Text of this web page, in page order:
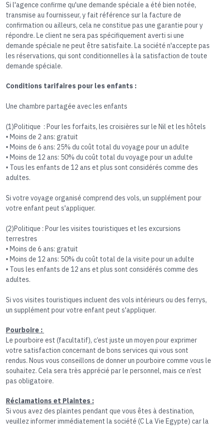
Si l'agence confirme qu'une demande spéciale a été bien notée,
transmise au fournisseur, y fait référence sur la facture de
confirmation ou ailleurs, cela ne constitue pas une garantie pour y
répondre. Le client ne sera pas spécifiquement averti si une
demande spéciale ne peut être satisfaite. La société n'accepte pas
les réservations, qui sont conditionnelles à la satisfaction de toute
demande spéciale.​
Conditions tarifaires pour les enfants :
Une chambre partagée avec les enfants
(1)Politique : Pour les forfaits, les croisières sur le Nil et les hôtels
• Moins de 2 ans: gratuit
• Moins de 6 ans: 25% du coût total du voyage pour un adulte
• Moins de 12 ans: 50% du coût total du voyage pour un adulte
• Tous les enfants de 12 ans et plus sont considérés comme des
adultes.
Si votre voyage organisé comprend des vols, un supplément pour
votre enfant peut s'appliquer.
(2)Politique : Pour les visites touristiques et les excursions
terrestres
• Moins de 6 ans: gratuit
• Moins de 12 ans: 50% du coût total de la visite pour un adulte
• Tous les enfants de 12 ans et plus sont considérés comme des
adultes.
Si vos visites touristiques incluent des vols intérieurs ou des ferrys,
un supplément pour votre enfant peut s'appliquer.​
Pourboire :
Le pourboire est (facultatif), c’est juste un moyen pour exprimer
votre satisfaction concernant de bons services qui vous sont
rendus. Nous vous conseillons de donner un pourboire comme vous le
souhaitez. Cela sera très apprécié par le personnel, mais ce n’est
pas obligatoire.
Réclamations et Plaintes :
Si vous avez des plaintes pendant que vous êtes à destination,
veuillez informer immédiatement la société (C La Vie Egypte) car la